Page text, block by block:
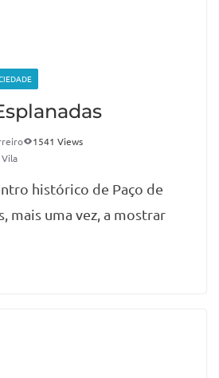
1541 Views
Vila
histórico de Paço de
mais uma vez, a mostrar